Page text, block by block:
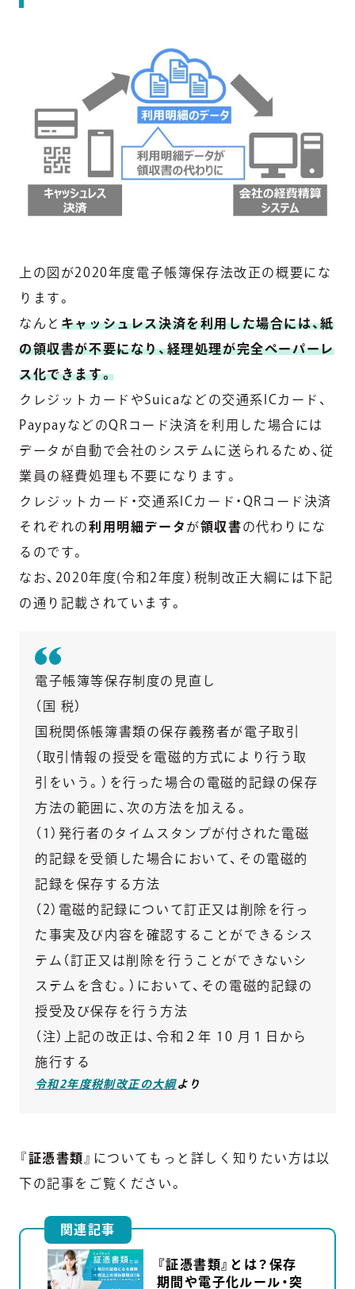
上の図が2020年度電子帳簿保存法改正の概要にな
ります。
なんと キャッシュレス決済を利用した場合には、紙
の領収書が不要になり、経理処理が完全ペーパーレ
ス化できます。
クレジットカードやSuicaなどの交通系ICカード、
PaypayなどのQRコード決済を利用した場合には
データが自動で会社のシステムに送られるため、従
業員の経費処理も不要になります。
クレジットカード・交通系ICカード・QRコード決済
それぞれの利用明細データ が領収書の代わりにな
るのです。
なお、2020年度(令和2年度）税制改正大綱には下記
の通り記載されています。
電子帳簿等保存制度の見直し
（国 税）
国税関係帳簿書類の保存義務者が電子取引
（取引情報の授受を電磁的方式により行う取
引をいう。）を行った場合の電磁的記録の保存
方法の範囲に、次の方法を加える。
（1）発行者のタイムスタンプが付された電磁
的記録を受領した場合において、その電磁的
記録を保存する方法
（2）電磁的記録について訂正又は削除を行っ
た事実及び内容を確認することができるシス
テム（訂正又は削除を行うことができないシ
ステムを含む。）において、その電磁的記録の
授受及び保存を行う方法
（注）上記の改正は、令和２年 10 月１日から
施行する
令和2年度税制改正の大綱より
『証憑書類 』についてもっと詳しく知りたい方は以
下の記事をご覧ください。
関連記事
『証憑書類』とは？保存
期間や電子化ルール・突